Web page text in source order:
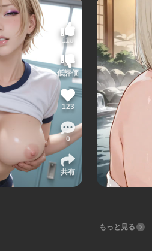
118
低評価
123
0
共有
もっと見る